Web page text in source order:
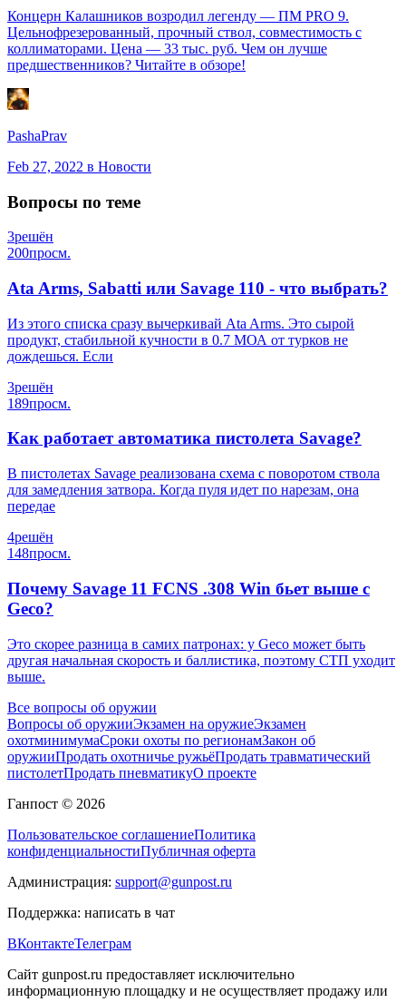
Концерн Калашников возродил легенду — ПМ PRO 9.
Цельнофрезерованный, прочный ствол, совместимость с
коллиматорами. Цена — 33 тыс. руб. Чем он лучше
предшественников? Читайте в обзоре!
PashaPrav
Feb 27, 2022 в Новости
Вопросы по теме
3решён
200просм.
Ata Arms, Sabatti или Savage 110 - что выбрать?
Из этого списка сразу вычеркивай Ata Arms. Это сырой
продукт, стабильной кучности в 0.7 МОА от турков не
дождешься. Если
3решён
189просм.
Как работает автоматика пистолета Savage?
В пистолетах Savage реализована схема с поворотом ствола
для замедления затвора. Когда пуля идет по нарезам, она
передае
4решён
148просм.
Почему Savage 11 FCNS .308 Win бьет выше с
Geco?
Это скорее разница в самих патронах: у Geco может быть
другая начальная скорость и баллистика, поэтому СТП уходит
выше.
Все вопросы об оружии
Вопросы об оружииЭкзамен на оружиеЭкзамен
охотминимумаСроки охоты по регионамЗакон об
оружииПродать охотничье ружьёПродать травматический
пистолетПродать пневматикуО проекте
Ганпост © 2026
Пользовательское соглашениеПолитика
конфиденциальностиПубличная оферта
Администрация: support@gunpost.ru
Поддержка: написать в чат
ВКонтактеТелеграм
Сайт gunpost.ru предоставляет исключительно
информационную площадку и не осуществляет продажу или